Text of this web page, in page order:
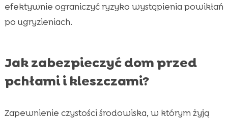
efektywnie ograniczyć ryzyko wystąpienia powikłań
po ugryzieniach.
Jak zabezpieczyć dom przed
pchłami i kleszczami?
Zapewnienie czystości środowiska, w którym żyją